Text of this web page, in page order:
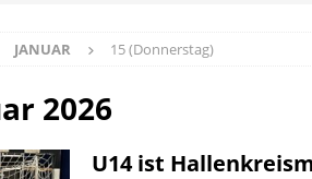
JANUAR 15 (Donnerstag)
2026
U14 ist